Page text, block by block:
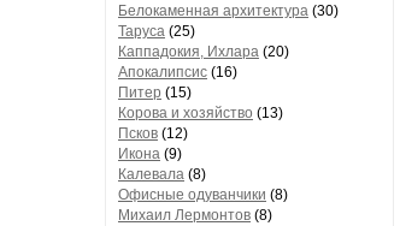
Белокаменная архитектура (30)
Таруса (25)
Каппадокия, Ихлара (20)
Апокалипсис (16)
Питер (15)
Корова и хозяйство (13)
Псков (12)
Икона (9)
Калевала (8)
Офисные одуванчики (8)
Михаил Лермонтов (8)